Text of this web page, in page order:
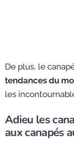
De plus, le
tendances du
les
Adieu les
aux canapés